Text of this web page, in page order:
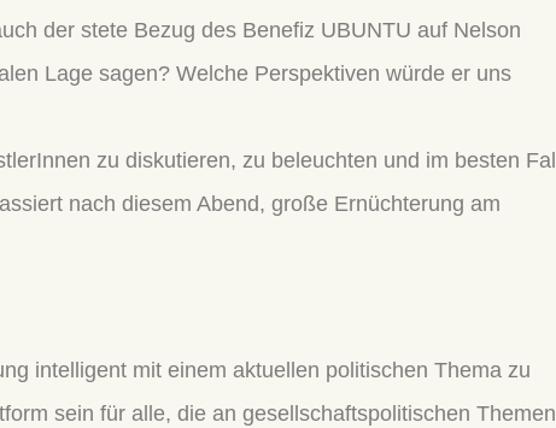
der stete Bezug des Benefiz UBUNTU auf Nelson
Lage sagen? Welche Perspektiven würde er uns
zu diskutieren, zu beleuchten und im besten Fall
nach diesem Abend, große Ernüchterung am
intelligent mit einem aktuellen politischen Thema zu
sein für alle, die an gesellschaftspolitischen Themen